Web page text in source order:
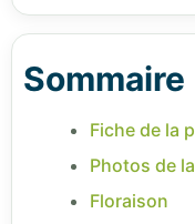
Sommaire
Fiche de la
Photos de
Floraison